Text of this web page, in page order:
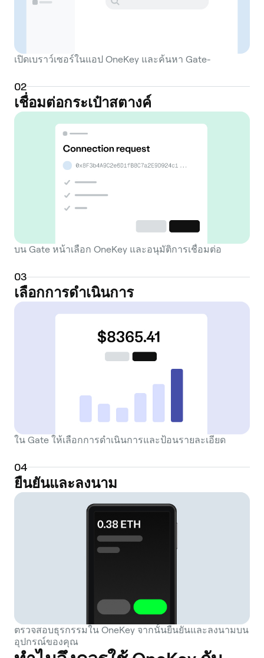
เปิดเบราว์เซอร์ในแอป OneKey และค้นหา Gate-
02
เชื่อมต่อกระเป๋าสตางค์
บน Gate หน้าเลือก OneKey และอนุมัติการเชื่อมต่อ
03
เลือกการดำเนินการ
ใน Gate ให้เลือกการดำเนินการและป้อนรายละเอียด
04
ยืนยันและลงนาม
ตรวจสอบธุรกรรมใน OneKey จากนั้นยืนยันและลงนามบน
อุปกรณ์ของคุณ